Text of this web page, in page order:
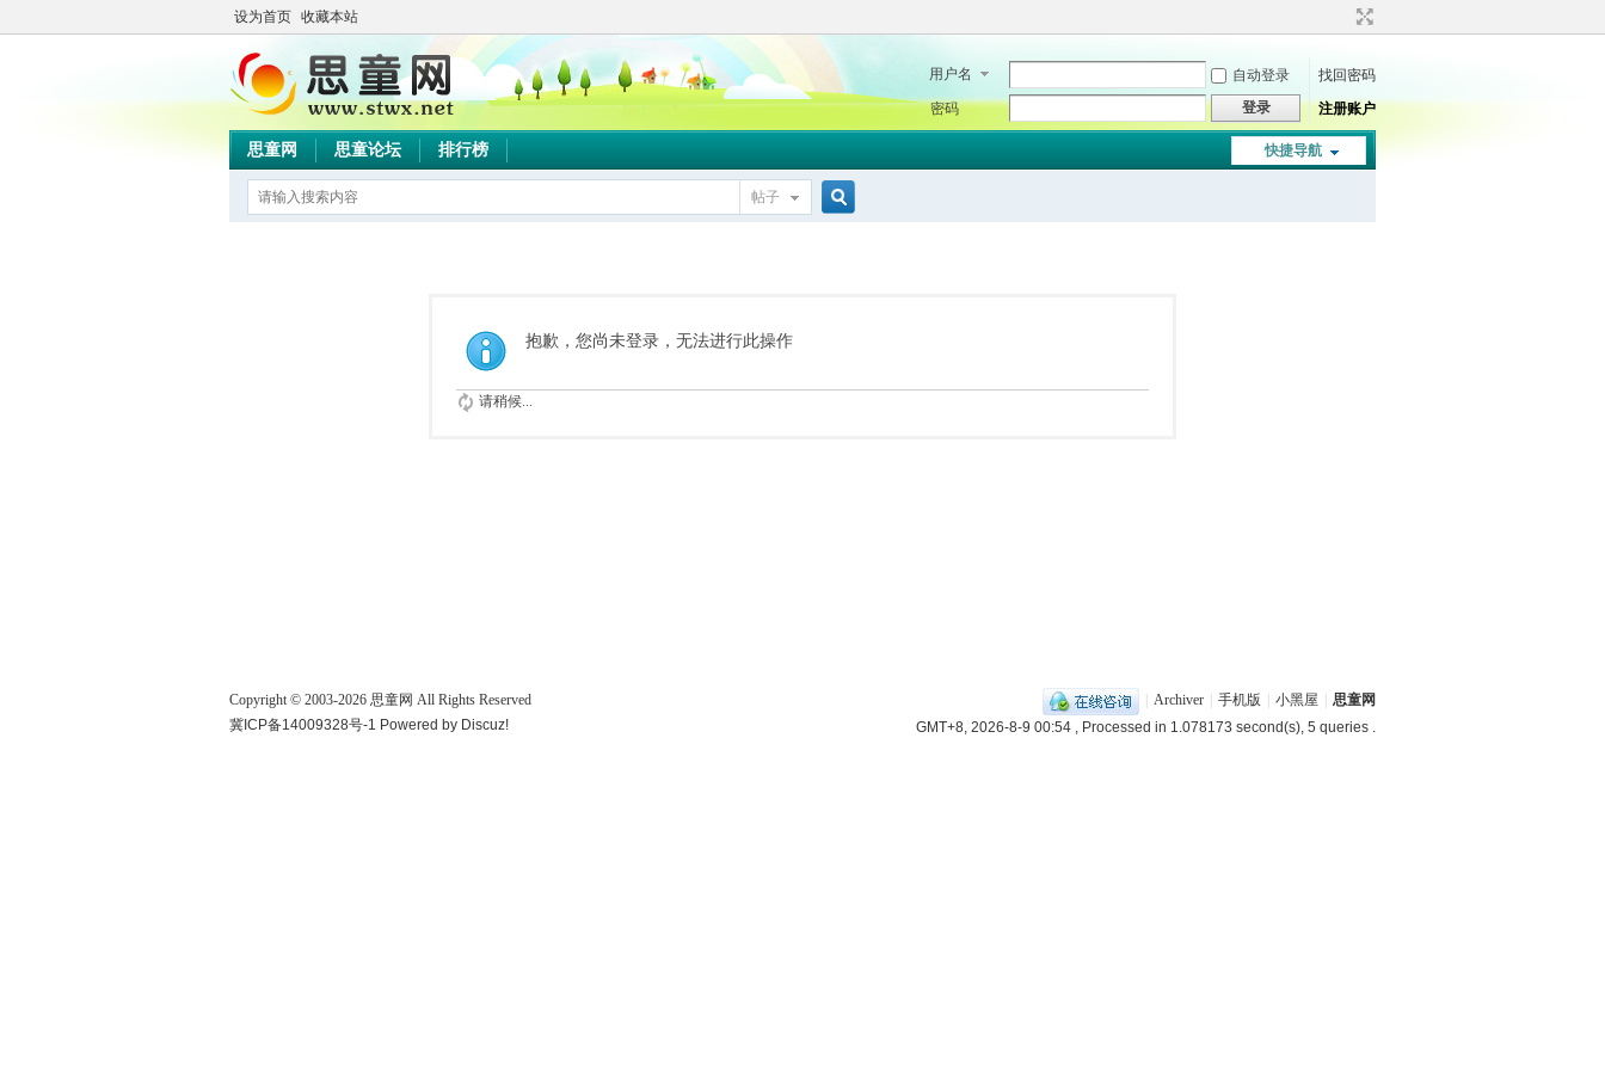
设为首页 收藏本站
用户名 自动登录
找回密码
密码
登录 注册账户
快捷导航
思童网 思童论坛 排行榜
帖子
抱歉，您尚未登录，无法进行此操作
请稍候...
Archiver 手机版 小黑屋
思童网
GMT+8, 2026-8-9 00:54 , Processed in 1.078173 second(s), 5 queries .
Copyright © 2003-2026 思童网 All Rights Reserved
冀ICP备14009328号-1 Powered by Discuz!